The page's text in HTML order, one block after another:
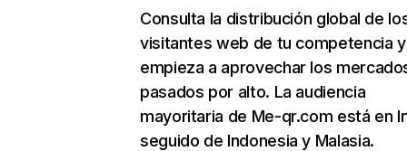
Consulta la distribución global de
visitantes web de tu competencia y
empieza a aprovechar los
pasados por alto. La audiencia
mayoritaria de Me-qr.com está en
seguido de Indonesia y Malasia.